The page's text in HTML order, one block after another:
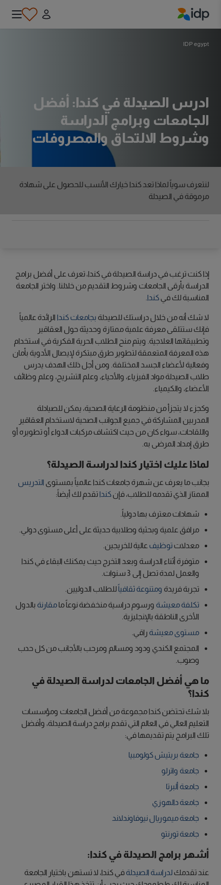
IDP egypt
ادرس الصيدلة في كندا: أفضل
الجامعات وبرامج الدراسة
وشروط الالتحاق والمصروفات
لنتعرف سوياً لماذا تعد كندا خيارك الأنسب للحصول على شهادة
مرموقة في الصيدلة
إذا كنت ترغب في دراسة الصيدلة في كندا، تعرف على أفضل برامج
الدراسة بأرقى الجامعات وشروط التقديم من خلالنا. واختر الجامعة
المناسبة لك فيكندا
لا شك أنه من خلال دراستك للصيدلة بجامعات كندا الرائدة عالمياً
فإنك ستتلقى معرفة علمية ممتازة وحديثة حول العقاقير
وتطبيقاتها العلاجية. ويتم منح الطلاب الحرية الفكرية في استخدام
هذه المعرفة المتعمقة لتطوير طرق مبتكرة لإيصال الأدوية بأمان
وفعالية لأعضاء الجسد المختلفة. ومن أجل ذلك الهدف يدرس
طلاب الصيدلة مواد الفيزياء، والأحياء، وعلم التشريح، وعلم وظائف
الأعضاء، والكيمياء.
وكجزء لا يتجزأ من منظومة الرعاية الصحية، يمكن للصيادلة
المدربين المشاركة في جميع الجوانب الصحية لاستخدام العقاقير
واللقاحات، سواء كان من حيث اكتشاف مركبات الدواء أو تطويره أو
طرق إمداد المرضى به.
لماذا عليك اختيار كندا لدراسة الصيدلة؟
بجانب ما يعرف عن شهرة جامعات كندا عالمياً بمستوى التدريس
الممتاز الذي تقدمه للطلاب، فإنكندا تقدم لك أيضاً:
شهادات معترف بها دولياً.
مرافق علمية وبحثية وطلابية حديثة على أعلى مستوى دولي.
معدلات توظيف عالية للخريجين.
متوفرة أثناء الدراسة وبعد التخرج حيث يمكنك البقاء في كندا
والعمل لمدة تصل إلى 3 سنوات.
تجربة فريدة ومتنوعة ثقافياً للطلاب الدوليين.
تكلفة معيشة ورسوم دراسية منخفضة نوعاً مامقارنة بالدول
الأخرى الناطقة بالإنجليزية.
مستوى معيشة راقي.
المجتمع الكندي ودود ومسالم ومرحب بالأجانب من كل حدب
وصوب.
ما هي أفضل الجامعات لدراسة الصيدلة في
كندا؟
بلا شك تحتضن كندا مجموعة من أفضل الجامعات ومؤسسات
التعليم العالي في العالم التي تقدم برامج دراسة الصيدلة، وأفضل
تلك البرامج يتم تقديمها في:
جامعة بريتيش كولومبيا
جامعة واترلو
جامعة ألبرتا
جامعة دالهوزي
جامعة ميموريال نيوفاوندلاند
جامعة تورنتو
أشهر برامج الصيدلة في كندا:
عند تقدمك لدراسة الصيدلة في كندا، لا تستهن باختيار الجامعة